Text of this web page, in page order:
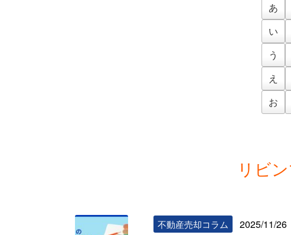
あ
い
う
え
お
リビ
不動産売却コラム 2025/11/26